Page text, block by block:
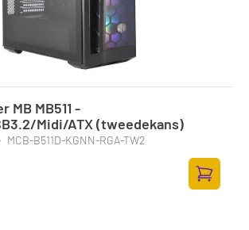
MB MB511 -
Midi/ATX (tweedekans)
· MCB-B511D-KGNN-RGA-TW2